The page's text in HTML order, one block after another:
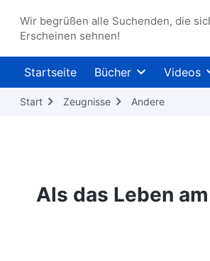
Wir begrüßen alle Suchenden, die
Erscheinen sehnen!
Startseite Bücher Videos
Start Zeugnisse Andere
Als das Leben